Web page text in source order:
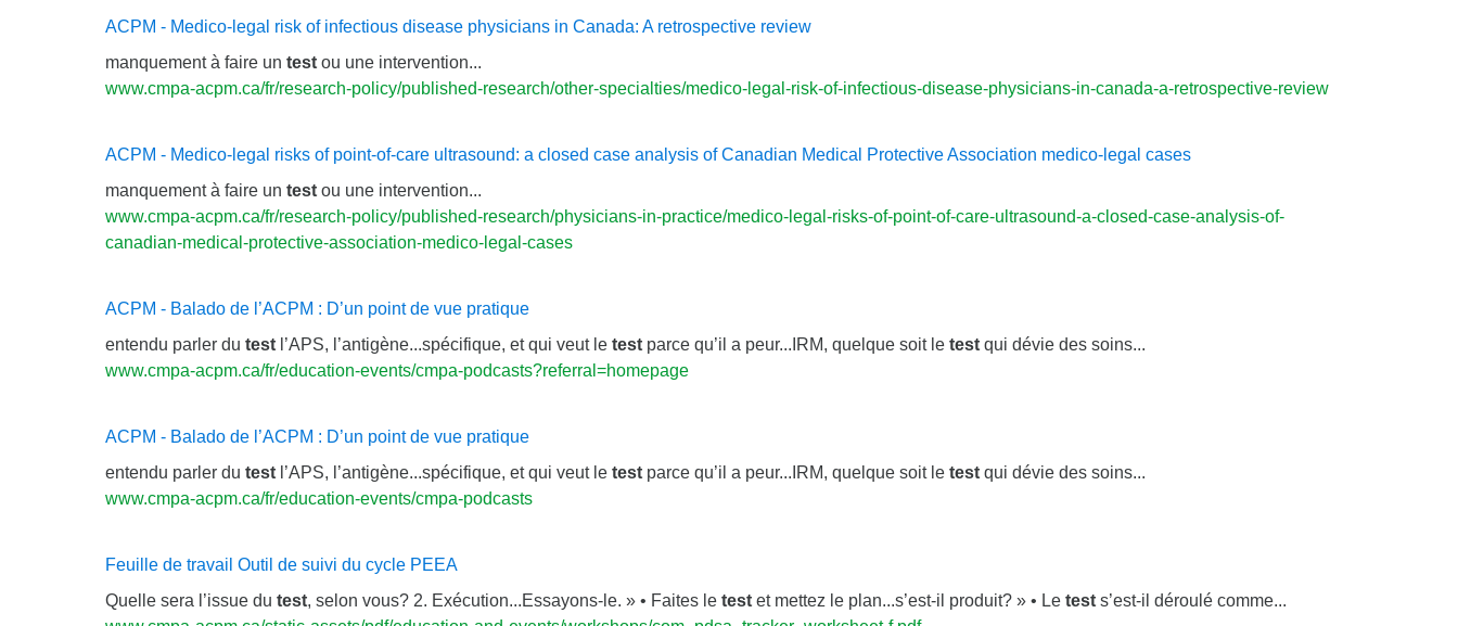
ACPM - Medico-legal risk of infectious disease physicians in Canada: A retrospective review
manquement à faire un test ou une intervention...
www.cmpa-acpm.ca/fr/research-policy/published-research/other-specialties/medico-legal-risk-of-infectious-disease-physicians-in-canada-a-retrospective-review
ACPM - Medico-legal risks of point-of-care ultrasound: a closed case analysis of Canadian Medical Protective Association medico-legal cases
manquement à faire un test ou une intervention...
www.cmpa-acpm.ca/fr/research-policy/published-research/physicians-in-practice/medico-legal-risks-of-point-of-care-ultrasound-a-closed-case-analysis-of-
canadian-medical-protective-association-medico-legal-cases
ACPM - Balado de l’ACPM : D’un point de vue pratique
entendu parler du test l’APS, l’antigène...spécifique, et qui veut le test parce qu’il a peur...IRM, quelque soit le test qui dévie des soins...
www.cmpa-acpm.ca/fr/education-events/cmpa-podcasts?referral=homepage
ACPM - Balado de l’ACPM : D’un point de vue pratique
entendu parler du test l’APS, l’antigène...spécifique, et qui veut le test parce qu’il a peur...IRM, quelque soit le test qui dévie des soins...
www.cmpa-acpm.ca/fr/education-events/cmpa-podcasts
Feuille de travail Outil de suivi du cycle PEEA
Quelle sera l’issue du test, selon vous? 2. Exécution...Essayons-le. » • Faites le test et mettez le plan...s’est-il produit? » • Le test s’est-il déroulé comme...